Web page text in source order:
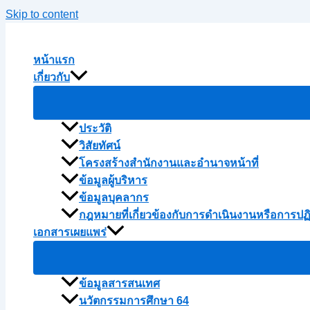
Skip to content
หน้าแรก
เกี่ยวกับ
ประวัติ
วิสัยทัศน์
โครงสร้างสำนักงานและอำนาจหน้าที่
ข้อมูลผู้บริหาร
ข้อมูลบุคลากร
กฎหมายที่เกี่ยวข้องกับการดำเนินงานหรือการป
เอกสารเผยแพร่
ข้อมูลสารสนเทศ
นวัตกรรมการศึกษา 64